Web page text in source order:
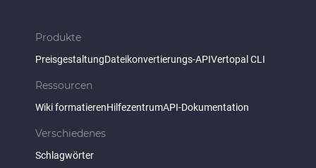
Produkte
PreisgestaltungDateikonvertierungs-APIVertopal CLI
Ressourcen
Wiki formatierenHilfezentrumAPI-Dokumentation
Verschiedenes
Schlagwörter